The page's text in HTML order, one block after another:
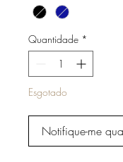
Quantidade *
Esgotado
Notifique-me